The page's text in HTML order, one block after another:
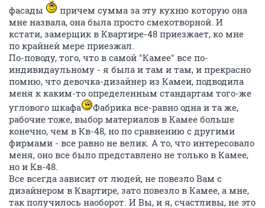
фасады
причем сумма за эту кухню которую она
мне назвала, она была просто смехотворной. И
кстати, замерщик в Квартире-48 приезжает, ко мне
по крайней мере приезжал.
По-поводу, того, что в самой "Камее" все по-
индивидаульному - я была и там и там, и прекрасно
помню, что девочка-дизайнер из Камеи, подводила
меня к каким-то определенным стандартам того-же
углового шкафа
Фабрика все-равно одна и та же,
рабочие тоже, выбор материалов в Камее больше
конечно, чем в Кв-48, но по сравнению с другими
фирмами - все равно не велик. А то, что интересовало
меня, оно все было представлено не только в Камее,
но и Кв-48.
Все всегда зависит от людей, не повезло Вам с
дизайнером в Квартире, зато повезло в Камее, а мне,
так получилось наоборот. И Вы, и я, счастливы, не это